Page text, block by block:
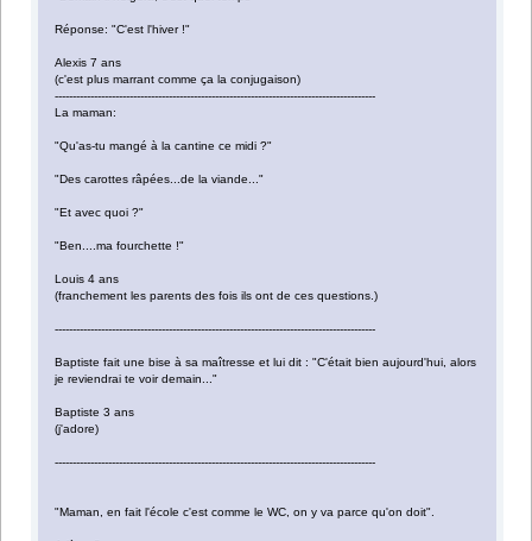
Réponse: "C'est l'hiver !"
Alexis 7 ans
(c'est plus marrant comme ça la conjugaison)
------------------------------------------------------------------------------------------
La maman:
"Qu'as-tu mangé à la cantine ce midi ?"
"Des carottes râpées...de la viande..."
"Et avec quoi ?"
"Ben....ma fourchette !"
Louis 4 ans
(franchement les parents des fois ils ont de ces questions.)
------------------------------------------------------------------------------------------
Baptiste fait une bise à sa maîtresse et lui dit : "C'était bien aujourd'hui, alors
je reviendrai te voir demain..."
Baptiste 3 ans
(j'adore)
------------------------------------------------------------------------------------------
"Maman, en fait l'école c'est comme le WC, on y va parce qu'on doit".